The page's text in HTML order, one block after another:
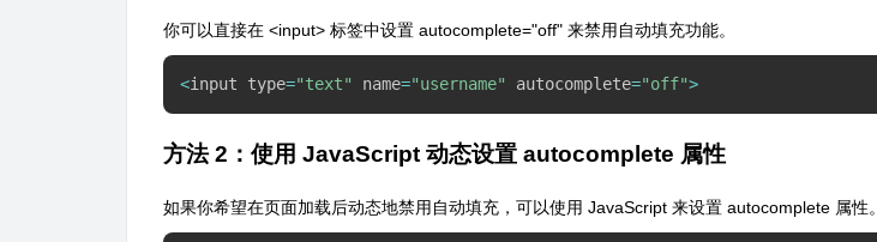
你可以直接在 <input> 标签中设置 autocomplete="off" 来禁用自动填充功能。
<input type="text" name="username" autocomplete="off">
方法 2：使用 JavaScript 动态设置 autocomplete 属性
如果你希望在页面加载后动态地禁用自动填充，可以使用 JavaScript 来设置 autocomplete 属性。